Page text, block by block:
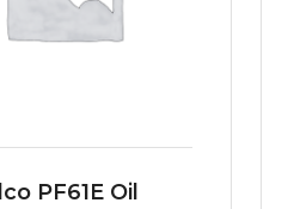
PF61E Oil